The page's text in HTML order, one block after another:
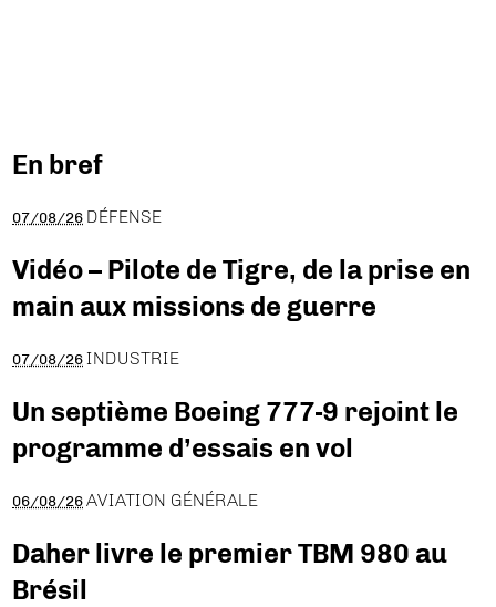
En bref
07/08/26 DÉFENSE
Vidéo – Pilote de Tigre, de la prise en
main aux missions de guerre
07/08/26 INDUSTRIE
Un septième Boeing 777-9 rejoint le
programme d’essais en vol
06/08/26 AVIATION GÉNÉRALE
Daher livre le premier TBM 980 au
Brésil